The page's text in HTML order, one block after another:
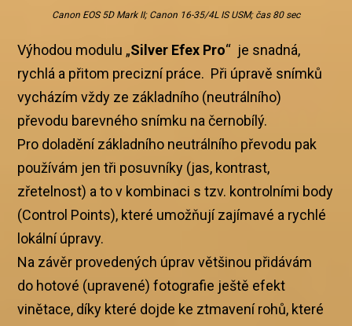
Canon EOS 5D Mark II; Canon 16-35/4L IS USM; čas 80 sec
Výhodou modulu „Silver Efex Pro“ je snadná,
rychlá a přitom precizní práce. Při úpravě snímků
vycházím vždy ze základního (neutrálního)
převodu barevného snímku na černobílý.
Pro doladění základního neutrálního převodu pak
používám jen tři posuvníky (jas, kontrast,
zřetelnost) a to v kombinaci s tzv. kontrolními body
(Control Points), které umožňují zajímavé a rychlé
lokální úpravy.
Na závěr provedených úprav většinou přidávám
do hotové (upravené) fotografie ještě efekt
vinětace, díky které dojde ke ztmavení rohů, které